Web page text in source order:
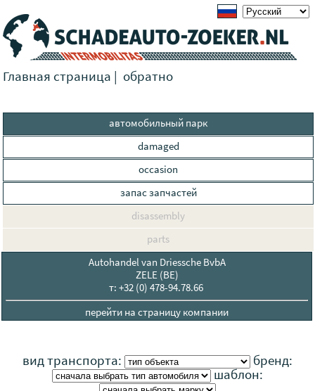
Главная страница |обратно
автомобильный парк
damaged
occasion
запас запчастей
disassembly
parts
Autohandel van Driessche BvbA
ZELE (BE)
т: +32 (0) 478-94.78.66
перейти на страницу компании
вид транспорта:
бренд:
шаблон: